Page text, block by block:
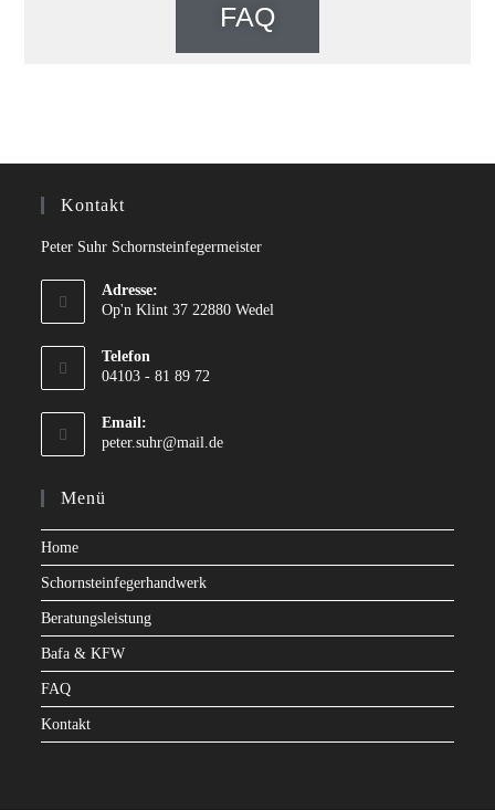
FAQ
Kontakt
Peter Suhr Schornsteinfegermeister
Adresse:
Op'n Klint 37 22880 Wedel
Telefon
04103 - 81 89 72
Email:
peter.suhr@mail.de
Menü
Home
Schornsteinfegerhandwerk
Beratungsleistung
Bafa & KFW
FAQ
Kontakt